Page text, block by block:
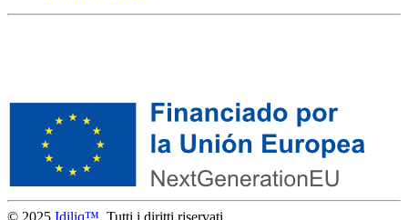
© 2025 Idiliq™. Tutti i diritti riservati.